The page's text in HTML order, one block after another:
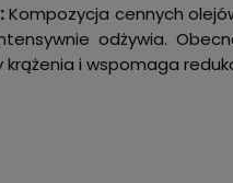
Kompozycja cennych
odżywia.
i wspomaga